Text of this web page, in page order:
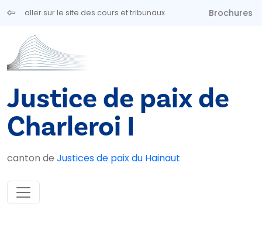
Aller au contenu principal
aller sur le site des cours et tribunaux Brochures
Justice de paix de
Charleroi I
canton de Justices de paix du Hainaut